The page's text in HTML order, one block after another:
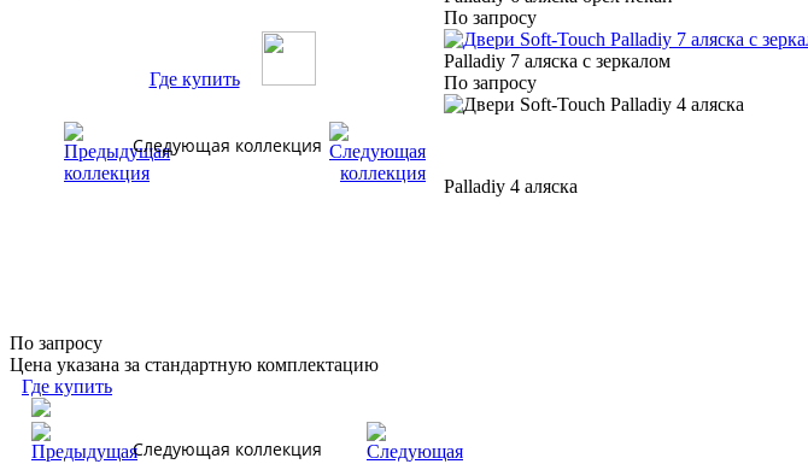
Где купить
Следующая коллекция
По запросу
Palladiy 7 аляска с зеркалом
По запросу
Palladiy 4 аляска
По запросу
Цена указана за стандартную комплектацию
Где купить
Следующая коллекция